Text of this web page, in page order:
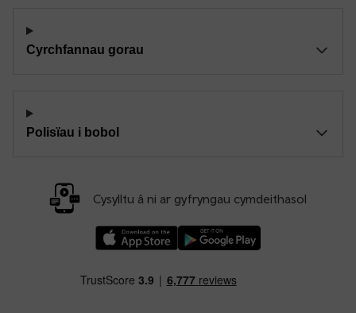
Cyrchfannau gorau
Polisïau i bobol
Cysylltu â ni ar gyfryngau cymdeithasol